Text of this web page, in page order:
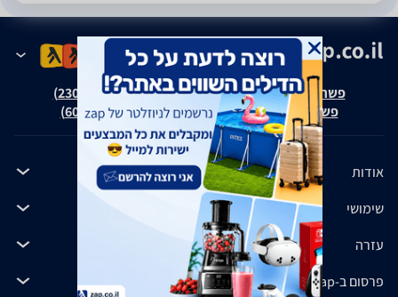
פשרה בת"צ אבנצ'יק נ' זאפ גרופ (ת"צ 23008-08-20)
פשרה בת"צ כהנים נ' זאפ גרופ (ת"צ 60371-12-19)
אודות
שימושי
עזרה
פרסום ב-zap